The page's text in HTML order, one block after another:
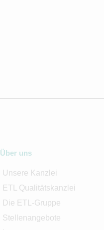
Über uns
Unsere Kanzlei
ETL Qualitätskanzlei
Die ETL-Gruppe
Stellenangebote